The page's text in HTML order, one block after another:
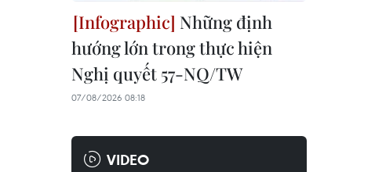
Những định
hướng lớn trong thực hiện
Nghị quyết 57-NQ/TW
07/08/2026 08:18
VIDEO